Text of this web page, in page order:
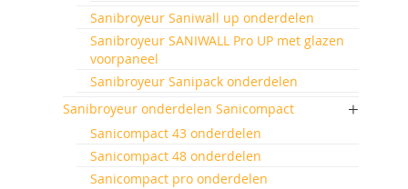
Sanibroyeur Saniwall up onderdelen
Sanibroyeur SANIWALL Pro UP met glazen
voorpaneel
Sanibroyeur Sanipack onderdelen
Sanibroyeur onderdelen Sanicompact
Sanicompact 43 onderdelen
Sanicompact 48 onderdelen
Sanicompact pro onderdelen